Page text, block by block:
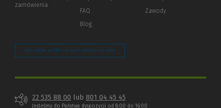
zamówienia
FAQ
Blog
Zawody
Zarządzaj preferencjami plików cookie
22 535 88 00 lub 801 04 45 45
Jesteśmy do Państwa dyspozycji od 8:00 do 16:00